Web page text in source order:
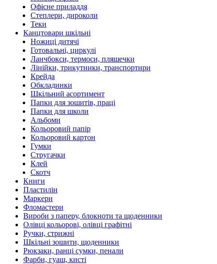
Офісне приладдя
Степлери, дироколи
Теки
Канцтовари шкільні
Ножиці дитячі
Готовальні, циркулі
Ланчбокси, термоси, пляшечки
Лінійки, трикутники, транспортири
Крейда
Обкладинки
Шкільний асортимент
Папки для зошитів, праці
Папки для школи
Альбоми
Кольоровий папір
Кольоровий картон
Гумки
Стругачки
Клей
Скотч
Книги
Пластилін
Маркери
Фломастери
Вироби з паперу, блокноти та щоденники
Олівці кольорові, олівці графітні
Ручки, стрижні
Шкільні зошити, щоденники
Рюкзаки, ранці сумки, пенали
Фарби, гуаш, кисті